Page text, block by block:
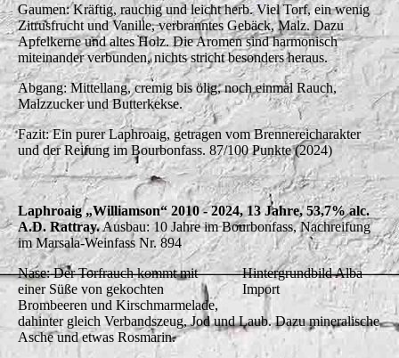
Gaumen: Kräftig, rauchig und leicht herb. Viel Torf, ein wenig
Zitrusfrucht und Vanille, verbranntes Gebäck, Malz. Dazu
Apfelkerne und altes Holz. Die Aromen sind harmonisch
miteinander verbunden, nichts stricht besonders heraus.
Abgang: Mittellang, cremig bis ölig, noch einmal Rauch,
Malzzucker und Butterkekse.
Fazit: Ein purer Laphroaig, getragen vom Brennereicharakter
und der Reifung im Bourbonfass. 87/100 Punkte (2024)
Laphroaig „Williamson“ 2010 - 2024, 13 Jahre, 53,7% alc.
A.D. Rattray.Ausbau: 10 Jahre im Bourbonfass, Nachreifung
im Marsala-Weinfass Nr. 894
Hintergrundbild Alba
Import
Nase: Der Torfrauch kommt mit
einer Süße von gekochten
Brombeeren und Kirschmarmelade,
dahinter gleich Verbandszeug, Jod und Laub. Dazu mineralische
Asche und etwas Rosmarin.